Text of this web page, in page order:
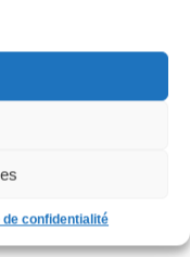
de confidentialité
entre
— dont
couvrir le
des
sur le